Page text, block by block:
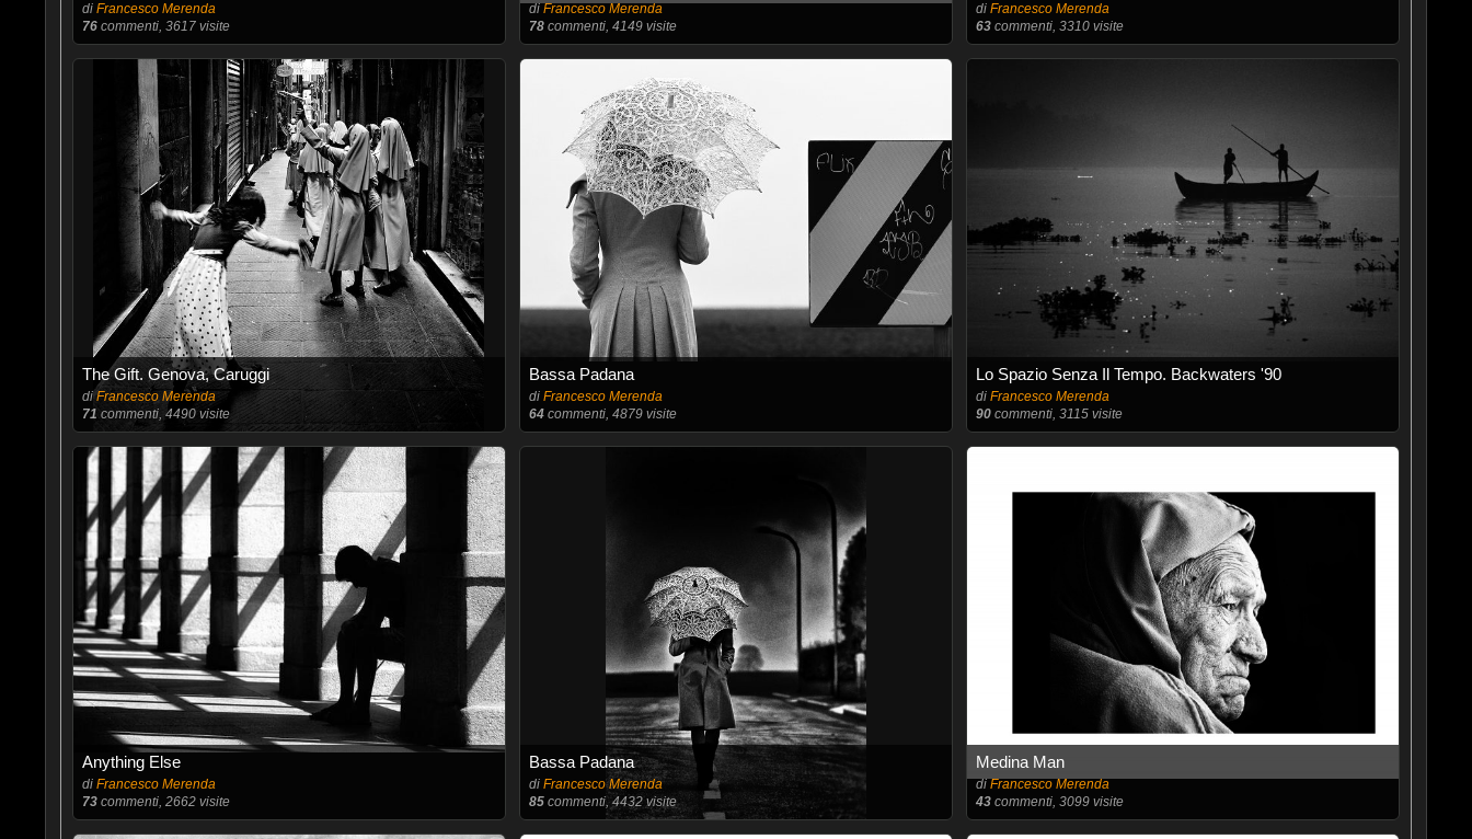
di Francesco Merenda
76commenti, 3617 visite
di Francesco Merenda
78commenti, 4149 visite
diFrancesco Merenda
63 commenti, 3310 visite
The Gift. Genova, Caruggi
diFrancesco Merenda
71 commenti, 4490 visite
Bassa Padana
di Francesco Merenda
64commenti, 4879 visite
Lo Spazio Senza Il Tempo. Backwaters '90
diFrancesco Merenda
90 commenti, 3115 visite
Anything Else
di Francesco Merenda
73commenti, 2662 visite
Bassa Padana
di Francesco Merenda
85commenti, 4432 visite
Medina Man
diFrancesco Merenda
43 commenti, 3099 visite